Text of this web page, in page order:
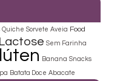
Quiche Sorvete Aveia Food
Sem Farinha
Banana Snacks
Batata Doce Abacate